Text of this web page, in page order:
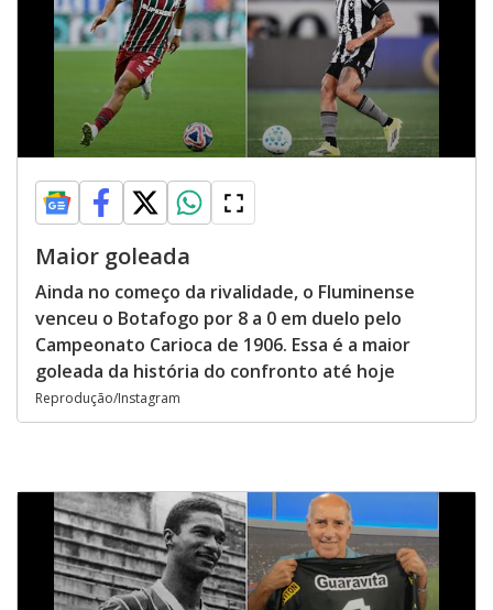
Maior goleada
Ainda no começo da rivalidade, o Fluminense
venceu o Botafogo por 8 a 0 em duelo pelo
Campeonato Carioca de 1906. Essa é a maior
goleada da história do confronto até hoje
Reprodução/Instagram